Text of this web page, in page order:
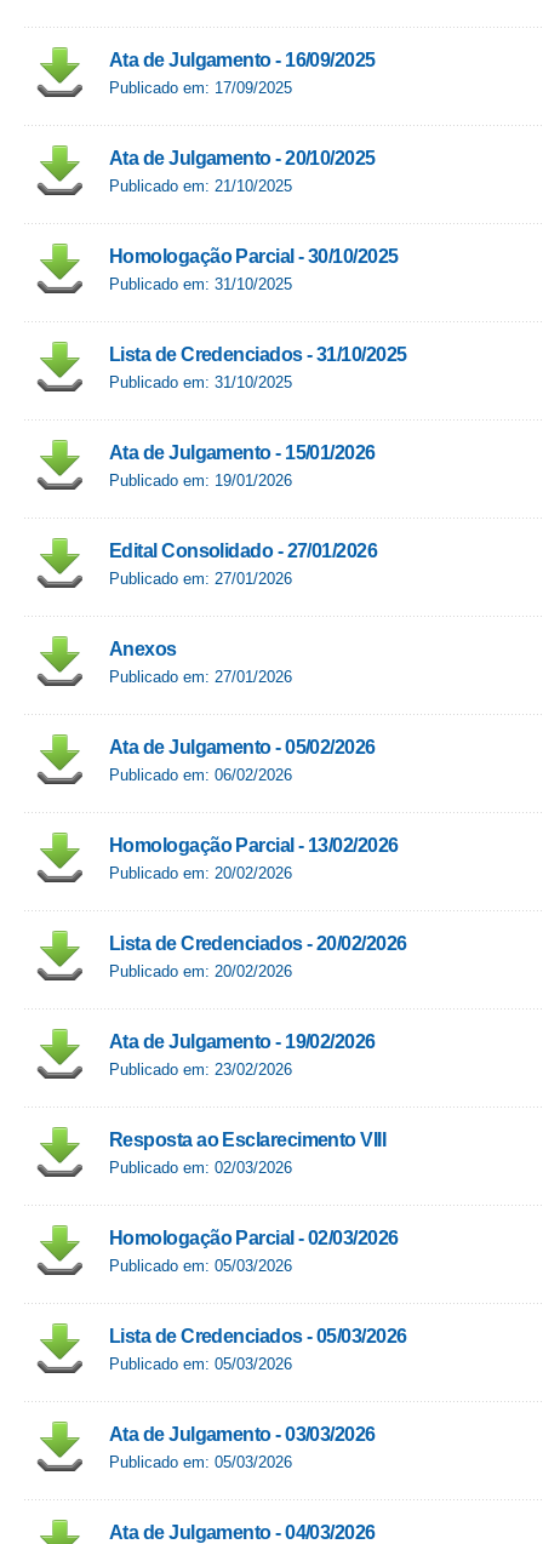
Ata de Julgamento - 16/09/2025
Publicado em: 17/09/2025
Ata de Julgamento - 20/10/2025
Publicado em: 21/10/2025
Homologação Parcial - 30/10/2025
Publicado em: 31/10/2025
Lista de Credenciados - 31/10/2025
Publicado em: 31/10/2025
Ata de Julgamento - 15/01/2026
Publicado em: 19/01/2026
Edital Consolidado - 27/01/2026
Publicado em: 27/01/2026
Anexos
Publicado em: 27/01/2026
Ata de Julgamento - 05/02/2026
Publicado em: 06/02/2026
Homologação Parcial - 13/02/2026
Publicado em: 20/02/2026
Lista de Credenciados - 20/02/2026
Publicado em: 20/02/2026
Ata de Julgamento - 19/02/2026
Publicado em: 23/02/2026
Resposta ao Esclarecimento VIII
Publicado em: 02/03/2026
Homologação Parcial - 02/03/2026
Publicado em: 05/03/2026
Lista de Credenciados - 05/03/2026
Publicado em: 05/03/2026
Ata de Julgamento - 03/03/2026
Publicado em: 05/03/2026
Ata de Julgamento - 04/03/2026